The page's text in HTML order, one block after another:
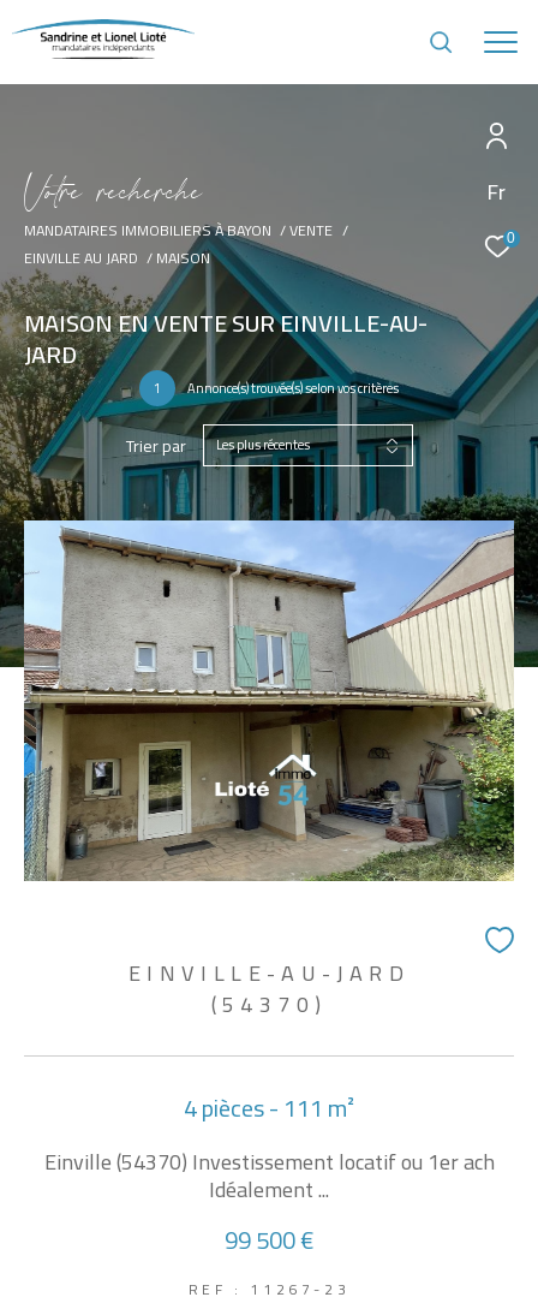
Fr
0
Votre recherche
MANDATAIRES IMMOBILIERS À BAYON
VENTE
EINVILLE AU JARD
MAISON
MAISON EN VENTE SUR EINVILLE-AU-
JARD
1 Annonce(s) trouvée(s) selon vos critères
Trier par Les plus récentes
EINVILLE-AU-JARD
(54370)
4 pièces - 111 m²
Einville (54370) Investissement locatif ou 1er ach
Idéalement ...
99 500 €
REF : 11267-23